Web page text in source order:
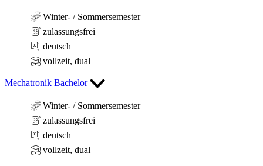
Winter- / Sommersemester
zulassungsfrei
deutsch
vollzeit, dual
Mechatronik Bachelor
Winter- / Sommersemester
zulassungsfrei
deutsch
vollzeit, dual